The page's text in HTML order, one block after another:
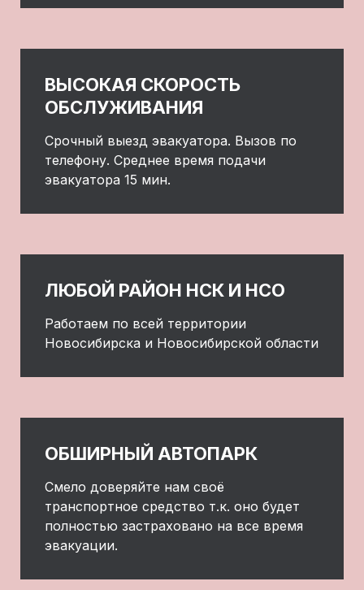
ВЫСОКАЯ СКОРОСТЬ
ОБСЛУЖИВАНИЯ
Срочный выезд эвакуатора. Вызов по
телефону. Среднее время подачи
эвакуатора 15 мин.
ЛЮБОЙ РАЙОН НСК И НСО
Работаем по всей территории
Новосибирска и Новосибирской области
ОБШИРНЫЙ АВТОПАРК
Смело доверяйте нам своё
транспортное средство т.к. оно будет
полностью застраховано на все время
эвакуации.